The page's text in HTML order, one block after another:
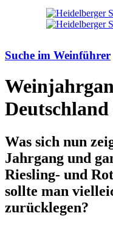
Suche im Weinführer
Was sich nun
Jahrgang und
Riesling- und
sollte man
zurücklegen?